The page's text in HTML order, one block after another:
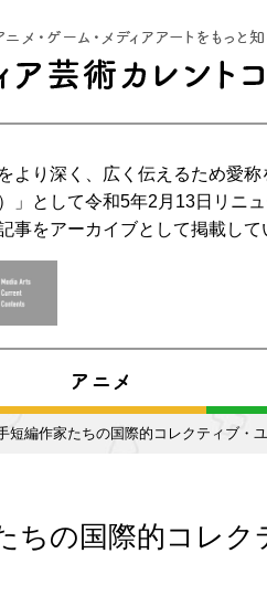
より深く、広く伝えるため愛
」として令和5年2月13日リニ
事をアーカイブとして掲載して
短編作家たちの国際的コレクティブ・
ちの国際的コレク